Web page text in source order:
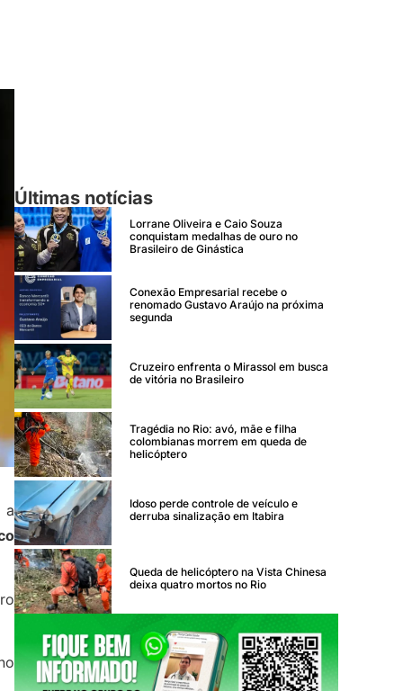
a
Últimas notícias
Lorrane Oliveira e Caio Souza
conquistam medalhas de ouro no
Brasileiro de Ginástica
Conexão Empresarial recebe o
renomado Gustavo Araújo na próxima
segunda
Cruzeiro enfrenta o Mirassol em busca
de vitória no Brasileiro
Tragédia no Rio: avó, mãe e filha
colombianas morrem em queda de
helicóptero
Idoso perde controle de veículo e
derruba sinalização em Itabira
Queda de helicóptero na Vista Chinesa
deixa quatro mortos no Rio